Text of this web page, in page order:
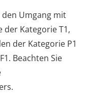
Umgang mit
der Kategorie T1,
der Kategorie P1
Beachten Sie